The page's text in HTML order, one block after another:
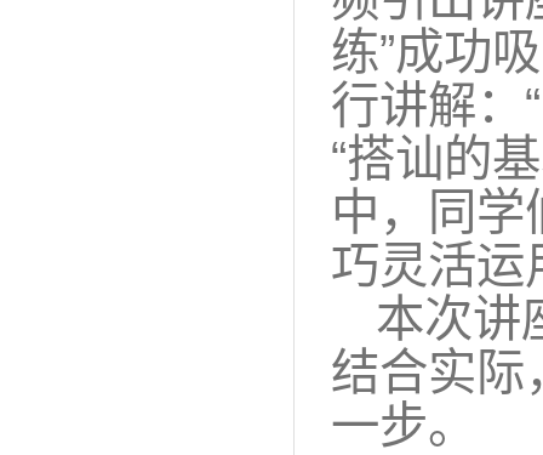
练”成功
行讲解：
“搭讪的
中，同
巧灵活运
本次讲
结合实际
一步。